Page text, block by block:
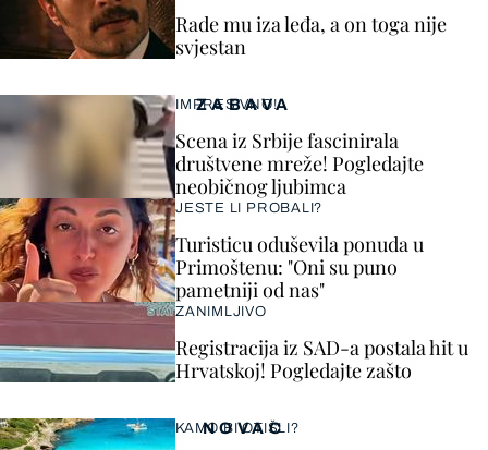
ZABAVA
IMPRESIVNO!
Scena iz Srbije fascinirala
društvene mreže! Pogledajte
neobičnog ljubimca
JESTE LI PROBALI?
Turisticu oduševila ponuda u
Primoštenu: "Oni su puno
pametniji od nas"
ZANIMLJIVO
Registracija iz SAD-a postala hit u
Hrvatskoj! Pogledajte zašto
Rade mu iza leđa, a on toga nije
svjestan
NOVAC
KAMO BI OTIŠLI?